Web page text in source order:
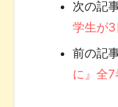
次の記
学生が3
前の記
に』全7